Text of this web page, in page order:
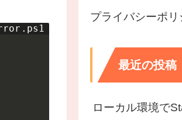
プライバシーポリ
最近の投稿
ローカル環境で